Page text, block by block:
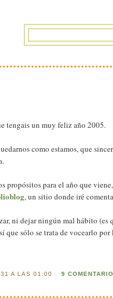
tengais un muy feliz año 2005.
como estamos, que
propósitos para el año que
, un sitio donde iré
ni dejar ningún mal hábito
sólo se trata de vocearlo
A LAS 01:00 9